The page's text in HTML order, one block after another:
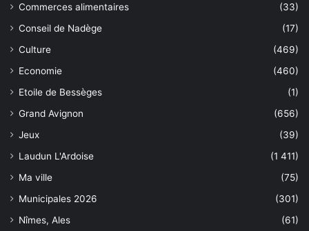
Commerces alimentaires
(33)
Conseil de Nadège
(17)
Culture
(469)
Economie
(460)
Etoile de Bessèges
(1)
Grand Avignon
(656)
Jeux
(39)
Laudun L'Ardoise
(1 411)
Ma ville
(75)
Municipales 2026
(301)
Nîmes, Ales
(61)